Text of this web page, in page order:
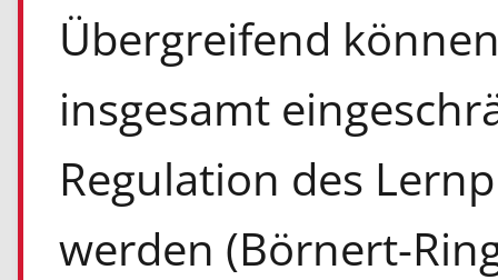
Übergreifend
insgesamt
Regulation des
werden (Börnert-